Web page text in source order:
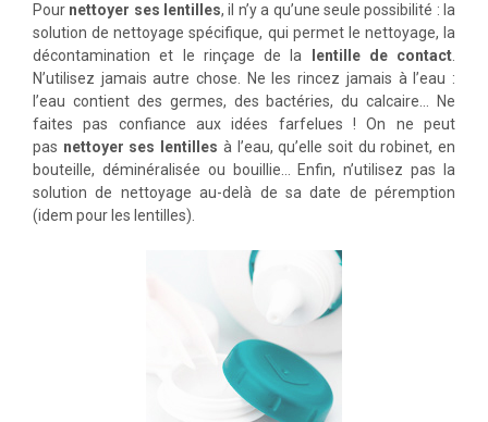
Pour nettoyer ses lentilles, il n’y a qu’une seule possibilité : la
solution de nettoyage spécifique, qui permet le nettoyage, la
décontamination et le rinçage de la
lentille de contact
N’utilisez jamais autre chose. Ne les rincez jamais à l’eau :
l’eau contient des germes, des bactéries, du calcaire… Ne
faites pas confiance aux idées farfelues ! On ne peut
pas nettoyer ses lentilles à l’eau, qu’elle soit du robinet, en
bouteille, déminéralisée ou bouillie… Enfin, n’utilisez pas la
solution de nettoyage au-delà de sa date de péremption
(idem pour les lentilles).